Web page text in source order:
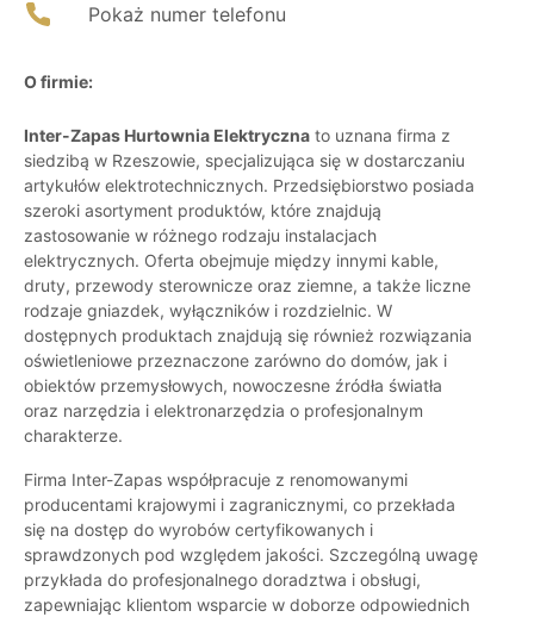
Pokaż numer telefonu
O firmie:
Inter-Zapas Hurtownia Elektryczna to uznana firma z
siedzibą w Rzeszowie, specjalizująca się w dostarczaniu
artykułów elektrotechnicznych. Przedsiębiorstwo posiada
szeroki asortyment produktów, które znajdują
zastosowanie w różnego rodzaju instalacjach
elektrycznych. Oferta obejmuje między innymi kable,
druty, przewody sterownicze oraz ziemne, a także liczne
rodzaje gniazdek, wyłączników i rozdzielnic. W
dostępnych produktach znajdują się również rozwiązania
oświetleniowe przeznaczone zarówno do domów, jak i
obiektów przemysłowych, nowoczesne źródła światła
oraz narzędzia i elektronarzędzia o profesjonalnym
charakterze.
Firma Inter-Zapas współpracuje z renomowanymi
producentami krajowymi i zagranicznymi, co przekłada
się na dostęp do wyrobów certyfikowanych i
sprawdzonych pod względem jakości. Szczególną uwagę
przykłada do profesjonalnego doradztwa i obsługi,
zapewniając klientom wsparcie w doborze odpowiednich